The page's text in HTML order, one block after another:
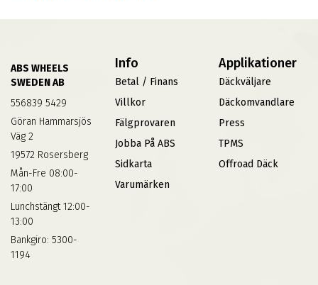
ABS WHEELS
SWEDEN AB
556839 5429
Göran Hammarsjös
Väg 2
19572 Rosersberg
Mån-Fre 08:00-
17:00
Lunchstängt 12:00-
13:00
Bankgiro: 5300-
1194
Info
Betal / Finans
Villkor
Fälgprovaren
Jobba På ABS
Sidkarta
Varumärken
Applikationer
Däckväljare
Däckomvandlare
Press
TPMS
Offroad Däck